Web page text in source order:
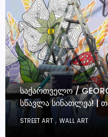
ᲡᲐᲥᲐᲠᲗᲕᲔᲚᲝ /
ᲡᲬᲐᲕᲚᲐ ᲡᲘᲜᲐᲗᲚᲔᲐ! |
STREET ART ,WALL ART